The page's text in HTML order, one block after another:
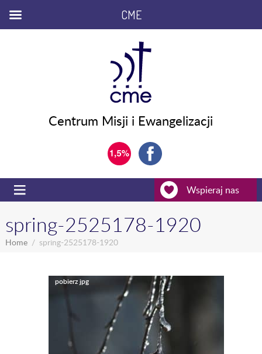
Centrum Misji i Ewangelizacji
Wspieraj nas
spring-2525178-1920
Home spring-2525178-1920
CME